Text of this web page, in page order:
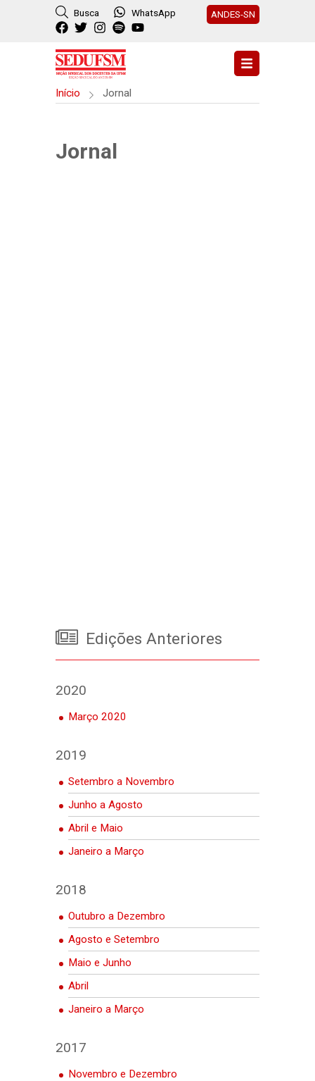
Busca WhatsApp ANDES-SN
Início Jornal
Jornal
Edições Anteriores
2020
Março 2020
2019
Setembro a Novembro
Junho a Agosto
Abril e Maio
Janeiro a Março
2018
Outubro a Dezembro
Agosto e Setembro
Maio e Junho
Abril
Janeiro a Março
2017
Novembro e Dezembro